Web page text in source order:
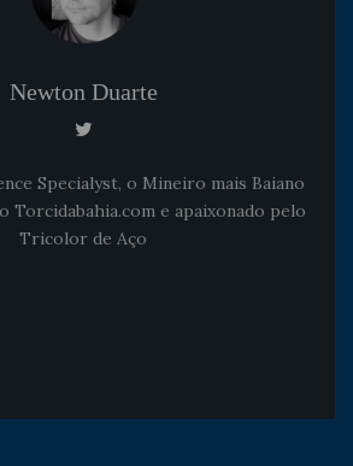
Newton Duarte
Specialyst, o Mineiro mais Baiano
Torcidabahia.com e apaixonado pelo
Tricolor de Aço